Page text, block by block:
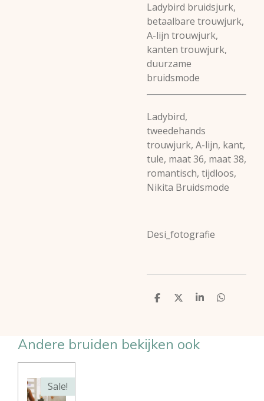
Ladybird bruidsjurk,
betaalbare trouwjurk,
A-lijn trouwjurk,
kanten trouwjurk,
duurzame
bruidsmode
Ladybird,
tweedehands
trouwjurk, A-lijn, kant,
tule, maat 36, maat 38,
romantisch, tijdloos,
Nikita Bruidsmode
Desi_fotografie
D
D
S
D
Andere bruiden bekijken ook
Sale!